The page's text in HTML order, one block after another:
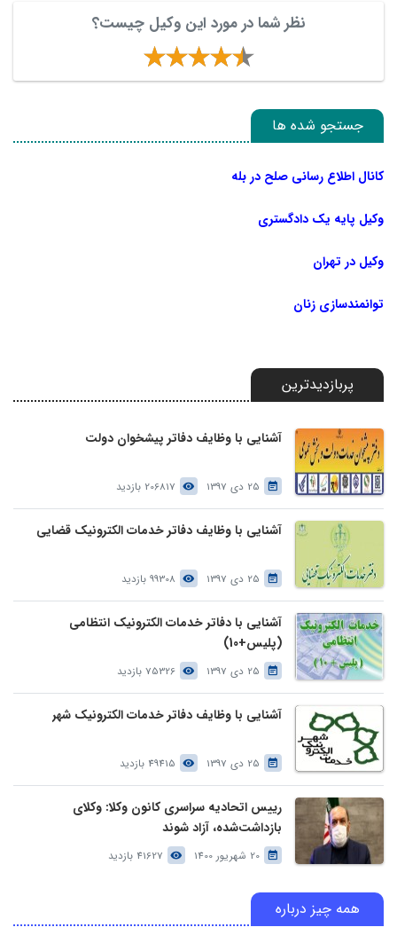
نظر شما در مورد این وکیل چیست؟
جستجو شده ها
کانال اطلاع رسانی صلح در بله
وکیل پایه یک دادگستری
وکیل در تهران
توانمندسازی زنان
پربازدیدترین
آشنایی با وظایف دفاتر پیشخوان دولت
25 دی 1397 206817 بازدید
آشنایی با وظایف دفاتر خدمات الکترونیک قضایی
25 دی 1397 99308 بازدید
آشنایی با دفاتر خدمات الکترونیک انتظامی
(پلیس+10)
25 دی 1397 75326 بازدید
آشنایی با وظایف دفاتر خدمات الکترونیک شهر
25 دی 1397 49415 بازدید
رییس اتحادیه سراسری کانون وکلا: وکلای
بازداشت‌شده، آزاد شوند
20 شهریور 1400 41627 بازدید
همه چیز درباره